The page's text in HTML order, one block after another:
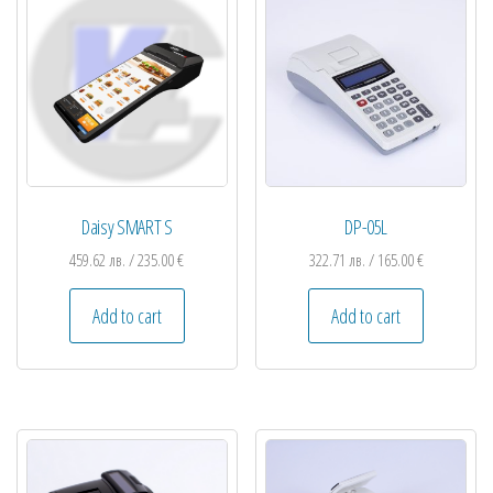
Daisy SMART S
459.62лв./ 235.00 €
Add to cart
DP-05L
322.71лв./ 165.00 €
Add to cart